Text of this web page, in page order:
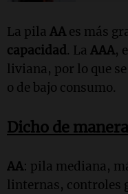
La pila AA es más
capacidad . La AAA,
liviana, por lo que
o de bajo consumo.
Dicho de
AA: pila mediana,
linternas, controles